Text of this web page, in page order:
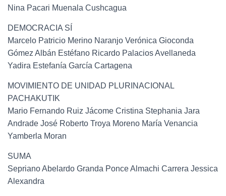
Nina Pacari Muenala Cushcagua
DEMOCRACIA SÍ
Marcelo Patricio Merino Naranjo Verónica Gioconda
Gómez Albán Estéfano Ricardo Palacios Avellaneda
Yadira Estefanía García Cartagena
MOVIMIENTO DE UNIDAD PLURINACIONAL
PACHAKUTIK
Mario Fernando Ruiz Jácome Cristina Stephania Jara
Andrade José Roberto Troya Moreno María Venancia
Yamberla Moran
SUMA
Sepriano Abelardo Granda Ponce Almachi Carrera Jessica
Alexandra